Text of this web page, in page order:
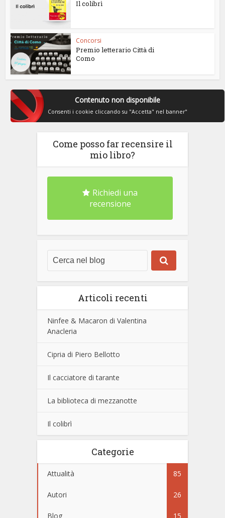
Il colibrì
Concorsi
Premio letterario Città di
Como
Contenuto non disponibile
Consenti i cookie cliccando su "Accetta" nel banner"
Come posso far recensire il
mio libro?
Richiedi una
recensione
Articoli recenti
Ninfee & Macaron di Valentina
Anacleria
Cipria di Piero Bellotto
Il cacciatore di tarante
La biblioteca di mezzanotte
Il colibrì
Categorie
Attualità 85
Autori 26
Blog 15